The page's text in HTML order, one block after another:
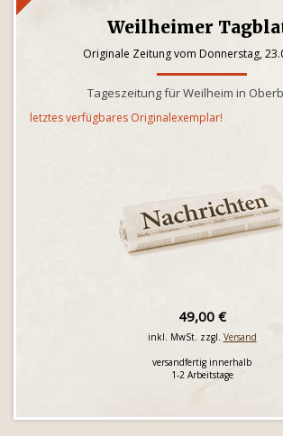
Weilheimer
Originale Zeitung vom Donnerstag,
Tageszeitung für Weilheim in
letztes verfügbares Originalexemplar!
49,00 €
inkl. MwSt. zzgl. Versand
versandfertig innerhalb
1-2 Arbeitstage